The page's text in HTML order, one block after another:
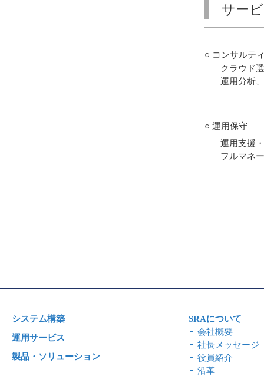
サー
○ コンサルテ
クラウド
運用分析
○ 運用保守
運用支援
フルマネ
システム構築
運用サービス
製品・ソリューション
SRAについて
会社概要
社長メッセージ
役員紹介
沿革